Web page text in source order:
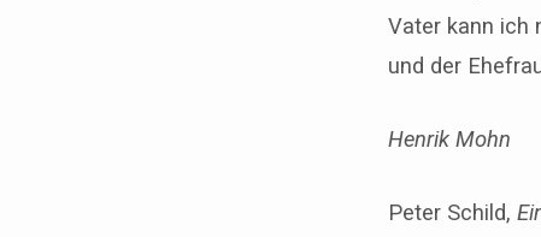
Vater kann ich
und der
Henrik Mohn
Peter Schild,